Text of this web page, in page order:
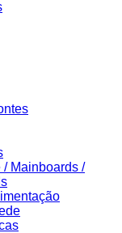
/ Mainboards /